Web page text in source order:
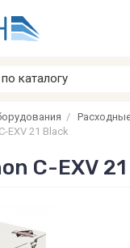
/
EXV 21 Black
C-EXV